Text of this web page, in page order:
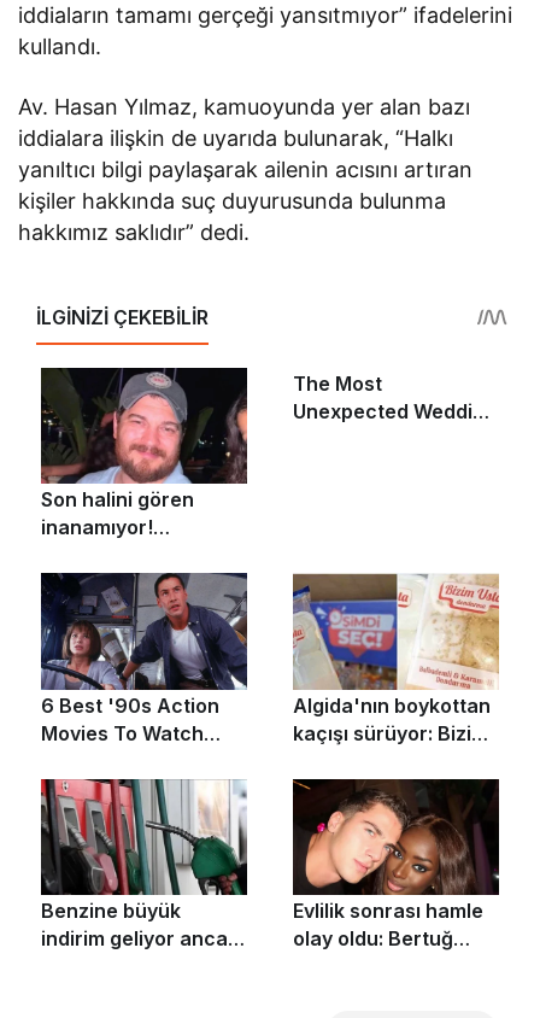
iddiaların tamamı gerçeği yansıtmıyor” ifadelerini
kullandı.
Av. Hasan Yılmaz, kamuoyunda yer alan bazı
iddialara ilişkin de uyarıda bulunarak, “Halkı
yanıltıcı bilgi paylaşarak ailenin acısını artıran
kişiler hakkında suç duyurusunda bulunma
hakkımız saklıdır” dedi.